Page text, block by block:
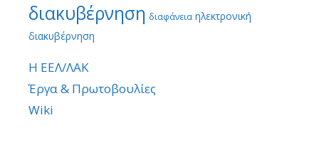
διακυβέρνηση διαφάνεια ηλεκτρονική
διακυβέρνηση
Η ΕΕΛ/ΛΑΚ
Έργα & Πρωτοβουλίες
Wiki